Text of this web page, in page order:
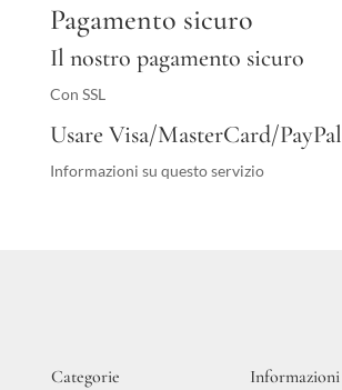
Pagamento sicuro
Il nostro pagamento sicuro
Con SSL
Usare Visa/MasterCard/PayPal
Informazioni su questo servizio
Categorie Informazioni